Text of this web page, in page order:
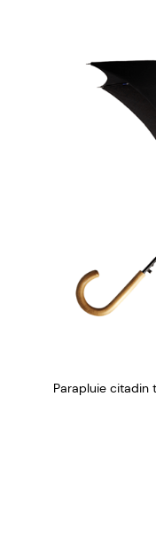
Parapluie citadin